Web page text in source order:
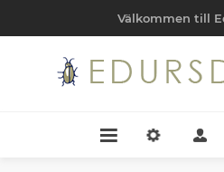
Välkommen till